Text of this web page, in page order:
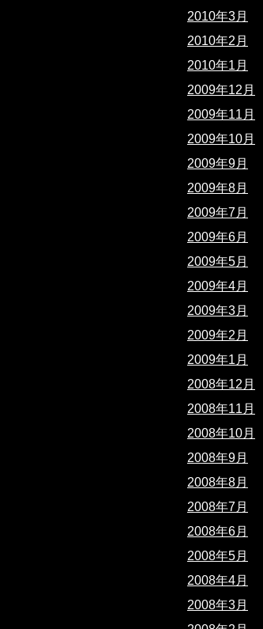
2010年3月
2010年2月
2010年1月
2009年12月
2009年11月
2009年10月
2009年9月
2009年8月
2009年7月
2009年6月
2009年5月
2009年4月
2009年3月
2009年2月
2009年1月
2008年12月
2008年11月
2008年10月
2008年9月
2008年8月
2008年7月
2008年6月
2008年5月
2008年4月
2008年3月